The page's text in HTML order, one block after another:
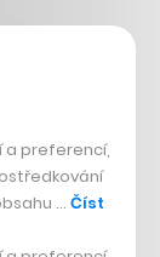
a preferencí,
… Číst